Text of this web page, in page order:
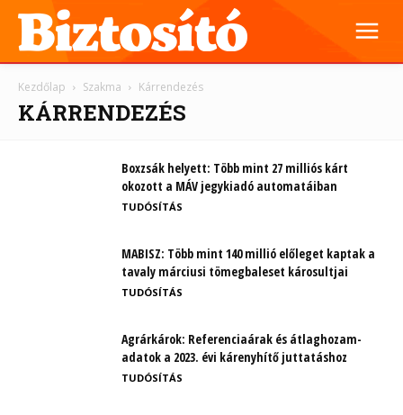
Kezdőlap Szakma Kárrendezés
KÁRRENDEZÉS
Boxzsák helyett: Több mint 27 milliós kárt
okozott a MÁV jegykiadó automatáiban
TUDÓSÍTÁS
MABISZ: Több mint 140 millió előleget kaptak a
tavaly márciusi tömegbaleset károsultjai
TUDÓSÍTÁS
Agrárkárok: Referenciaárak és átlaghozam-
adatok a 2023. évi kárenyhítő juttatáshoz
TUDÓSÍTÁS